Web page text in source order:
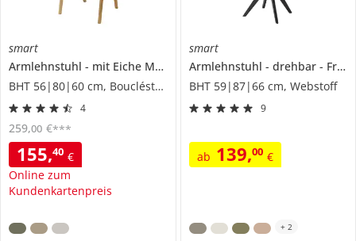
smart
Armlehnstuhl
mit Eiche Massivholzgestell
Erik
BHT 56|80|60 cm, Boucléstoff
4
155,40 €
Online zum
Kundenkartenpreis
259,00 €***
smart
Armlehnstuhl
drehbar
Frederik
BHT 59|87|66 cm, Webstoff
9
ab 139,00 €
+ 2